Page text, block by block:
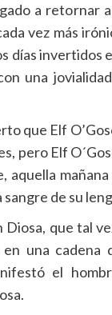
a retornar
vez más
días invertidos
una
que Elf
pero Elf
aquella
sangre de su
Diosa, que tal
en una
el